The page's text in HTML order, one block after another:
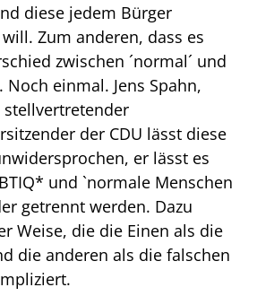
diese jedem Bürger
Zum anderen, dass es
zwischen ´normal´ und
Noch einmal. Jens Spahn,
der CDU lässt diese
er lässt es
und `normale Menschen
getrennt werden. Dazu
Weise, die die Einen als die
die anderen als die falschen